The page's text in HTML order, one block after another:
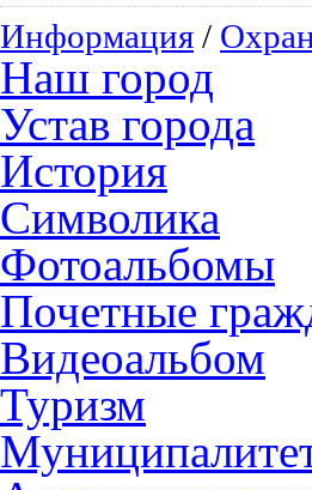
Информация /
Наш город
Устав города
История
Символика
Фотоальбомы
Почетные
Видеоальбом
Туризм